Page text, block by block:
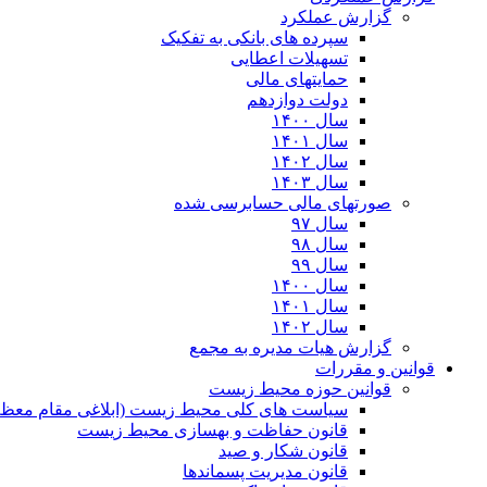
گزارش عملکرد
سپرده های بانکی به تفکیک
تسهیلات اعطایی
حمایتهای مالی
دولت دوازدهم
سال ۱۴۰۰
سال ۱۴۰۱
سال ۱۴۰۲
سال ۱۴۰۳
صورتهای مالی حسابرسی شده
سال ۹۷
سال ۹۸
سال ۹۹
سال ۱۴۰۰
سال ۱۴۰۱
سال ۱۴۰۲
گزارش هیات مدیره به مجمع
قوانین و مقررات
قوانین حوزه محیط زیست
ﺳﯿﺎﺳﺖ ﻫﺎی ﮐﻠﯽ ﻣﺤﯿﻂ زﯾﺴﺖ (ابلاغی مقام
قانون حفاظت و بهسازی محیط زیست
قانون شکار و صید
قانون مدیریت پسماندها